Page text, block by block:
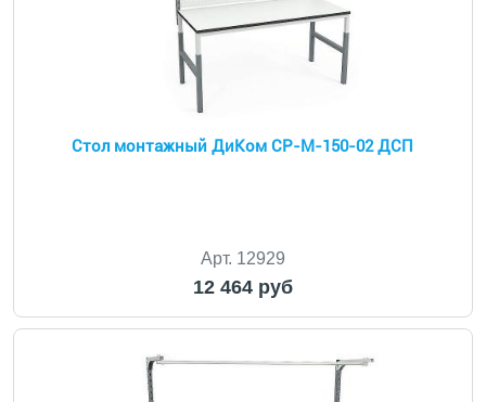
Стол монтажный ДиКом СР-М-150-02 ДСП
Арт. 12929
12 464 руб